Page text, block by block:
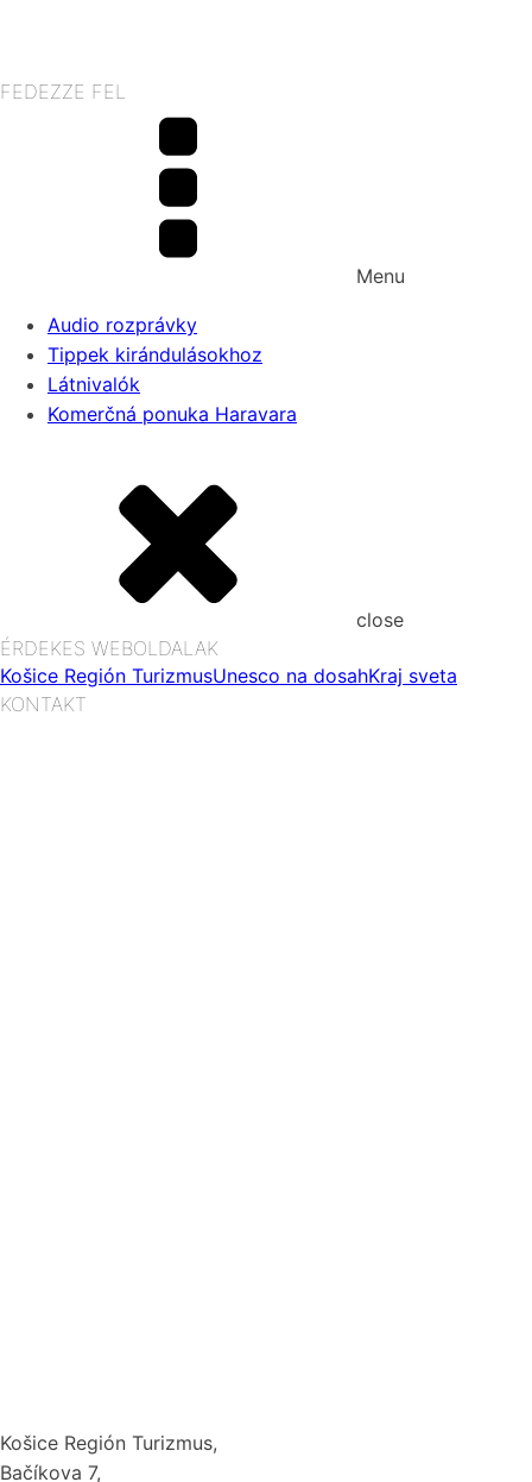
FEDEZZE FEL
Menu
Audio rozprávky
Tippek kirándulásokhoz
Látnivalók
Komerčná ponuka Haravara
close
ÉRDEKES WEBOLDALAK
Košice Región TurizmusUnesco na dosahKraj sveta
KONTAKT
Košice Región Turizmus,
Bačíkova 7,